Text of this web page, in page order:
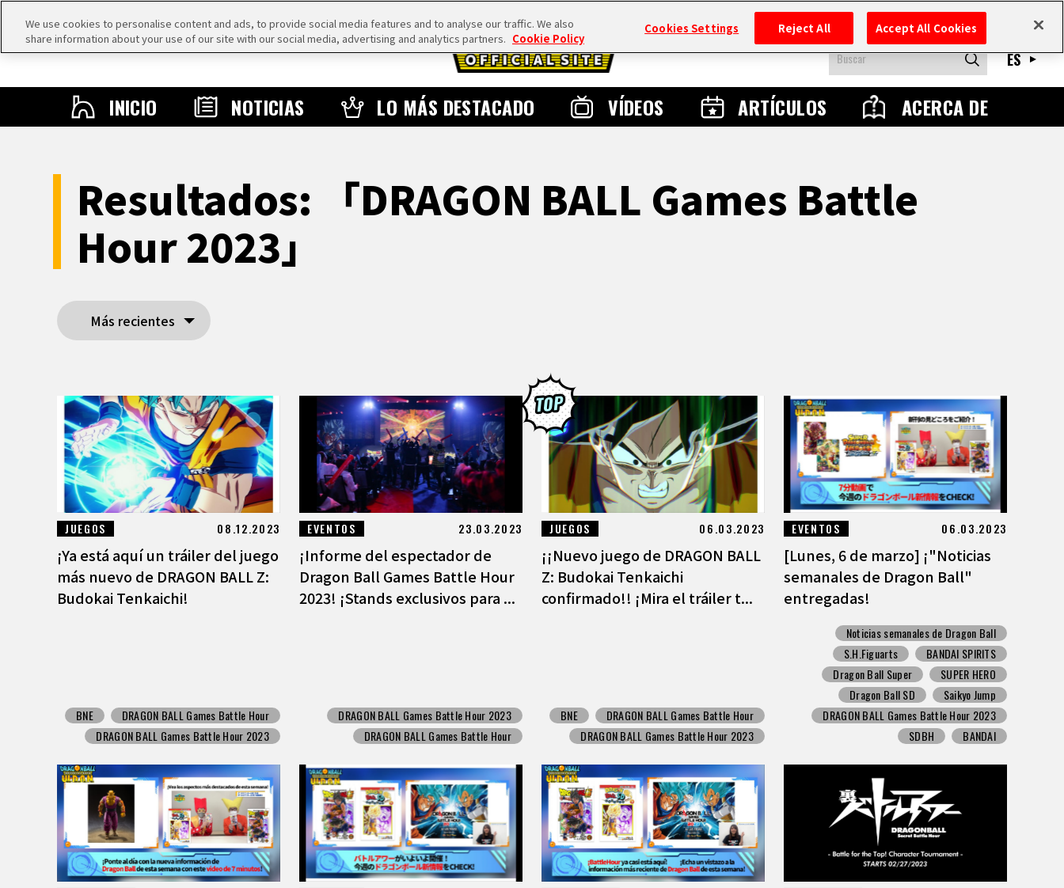
INICIO NOTICIAS LO MÁS DESTACADO VÍDEOS ARTÍCULOS ACERCA DE
ES
Resultados: 「DRAGON BALL Games Battle
Hour 2023」
Más recientes
JUEGOS 08.12.2023
¡Ya está aquí un tráiler del juego
más nuevo de DRAGON BALL Z:
Budokai Tenkaichi!
BNE
DRAGON BALL Games Battle Hour
DRAGON BALL Games Battle Hour 2023
EVENTOS 23.03.2023
¡Informe del espectador de
Dragon Ball Games Battle Hour
2023! ¡Stands exclusivos para ...
DRAGON BALL Games Battle Hour 2023
DRAGON BALL Games Battle Hour
JUEGOS 06.03.2023
¡¡Nuevo juego de DRAGON BALL
Z: Budokai Tenkaichi
confirmado!! ¡Mira el tráiler t...
BNE
DRAGON BALL Games Battle Hour
DRAGON BALL Games Battle Hour 2023
EVENTOS 06.03.2023
[Lunes, 6 de marzo] ¡"Noticias
semanales de Dragon Ball"
entregadas!
Noticias semanales de Dragon Ball
S.H.Figuarts
BANDAI SPIRITS
Dragon Ball Super
SUPER HERO
Dragon Ball SD
Saikyo Jump
DRAGON BALL Games Battle Hour 2023
SDBH
BANDAI
We use cookies to personalise content and ads, to provide social media features and to analyse our traffic. We also
share information about your use of our site with our social media, advertising and analytics partners. Cookie Policy
Cookies Settings Reject All Accept All Cookies